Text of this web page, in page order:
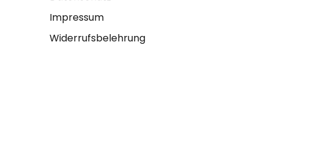
Impressum
Widerrufsbelehrung